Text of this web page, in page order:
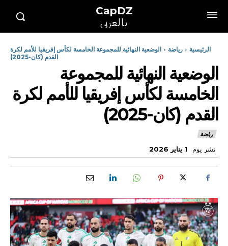
CapDZ
بالعربي
الرئيسية رياضة
الوضعية النهائية للمجموعة الخامسة لكأس إفريقيا للأمم لكرة
القدم (كان-2025)
الوضعية النهائية للمجموعة
الخامسة لكأس إفريقيا للأمم لكرة
القدم (كان-2025)
رياضة
نشر يوم 1 يناير 2026